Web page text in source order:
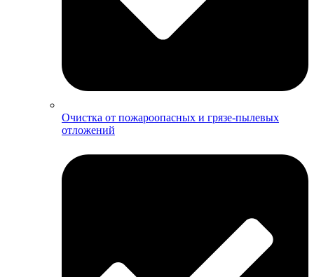
Очистка от пожароопасных и грязе-пылевых
отложений